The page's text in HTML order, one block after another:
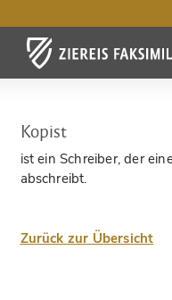
Kopist
ist ein Schreiber, der
abschreibt.
Zurück zur Übersicht